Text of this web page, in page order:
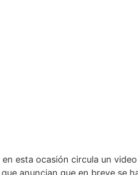
en esta ocasión circula un
que anuncian que en breve se